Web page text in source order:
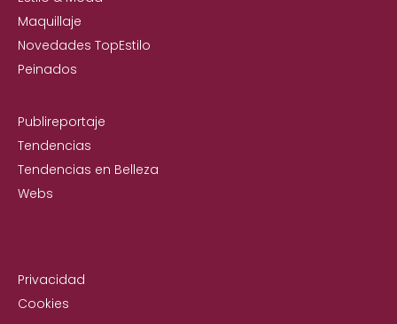
Maquillaje
Novedades TopEstilo
Peinados
Publireportaje
Tendencias
Tendencias en Belleza
Webs
Privacidad
Cookies